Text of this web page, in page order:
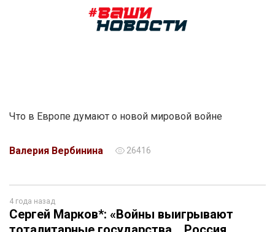
Что в Европе думают о новой мировой войне
Валерия Вербинина 26416
4 года назад
Сергей Марков*: «Войны выигрывают